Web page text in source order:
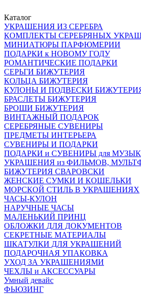
Каталог
УКРАШЕНИЯ ИЗ СЕРЕБРА
КОМПЛЕКТЫ СЕРЕБРЯНЫХ
МИНИАТЮРЫ ПАРФЮМЕРИИ
ПОДАРКИ к НОВОМУ ГОДУ
РОМАНТИЧЕСКИЕ ПОДАРКИ
СЕРЬГИ БИЖУТЕРИЯ
КОЛЬЦА БИЖУТЕРИЯ
КУЛОНЫ И ПОДВЕСКИ
БРАСЛЕТЫ БИЖУТЕРИЯ
БРОШИ БИЖУТЕРИЯ
ВИНТАЖНЫЙ ПОДАРОК
СЕРЕБРЯНЫЕ СУВЕНИРЫ
ПРЕДМЕТЫ ИНТЕРЬЕРА
СУВЕНИРЫ И ПОДАРКИ
ПОДАРКИ и СУВЕНИРЫ для
УКРАШЕНИЯ из ФИЛЬМОВ,
БИЖУТЕРИЯ СВАРОВСКИ
ЖЕНСКИЕ СУМКИ И КОШЕЛЬКИ
МОРСКОЙ СТИЛЬ В УКРАШЕНИЯХ
ЧАСЫ-КУЛОН
НАРУЧНЫЕ ЧАСЫ
МАЛЕНЬКИЙ ПРИНЦ
ОБЛОЖКИ ДЛЯ ДОКУМЕНТОВ
СЕКРЕТНЫЕ МАТЕРИАЛЫ
ШКАТУЛКИ ДЛЯ УКРАШЕНИЙ
ПОДАРОЧНАЯ УПАКОВКА
УХОД ЗА УКРАШЕНИЯМИ
ЧEХЛЫ и АКСЕССУАРЫ
Умный девайс
ФЬЮЗИНГ